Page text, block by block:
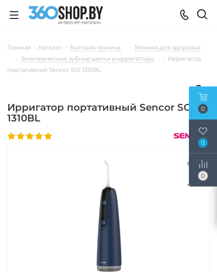
Главная - Каталог - Бытовая техника - Техника для здоровья
- Электрические зубные щетки и ирригаторы - Ирригатор
портативный Sencor SOI 1310BL
Ирригатор портативный Sencor SOI
1310BL
0
0
0